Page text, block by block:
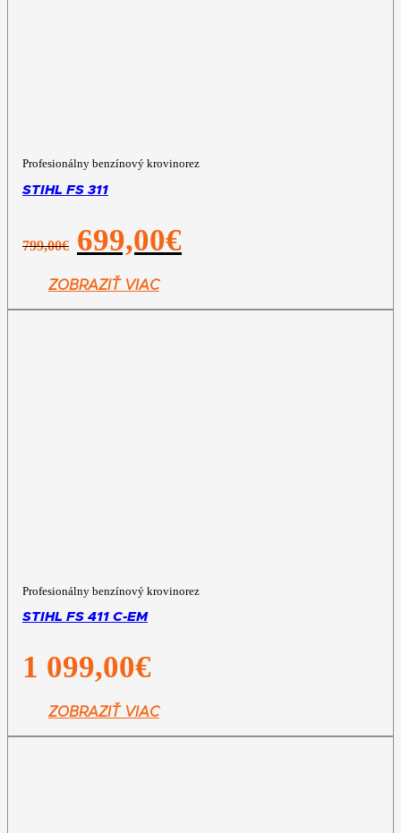
Profesionálny benzínový krovinorez
STIHL FS 311
799,00€
Pôvodná
cena
799,00€.
699,00€
ZOBRAZIŤ VIAC
Profesionálny benzínový krovinorez
STIHL FS 411 C-EM
1 099,00€
ZOBRAZIŤ VIAC